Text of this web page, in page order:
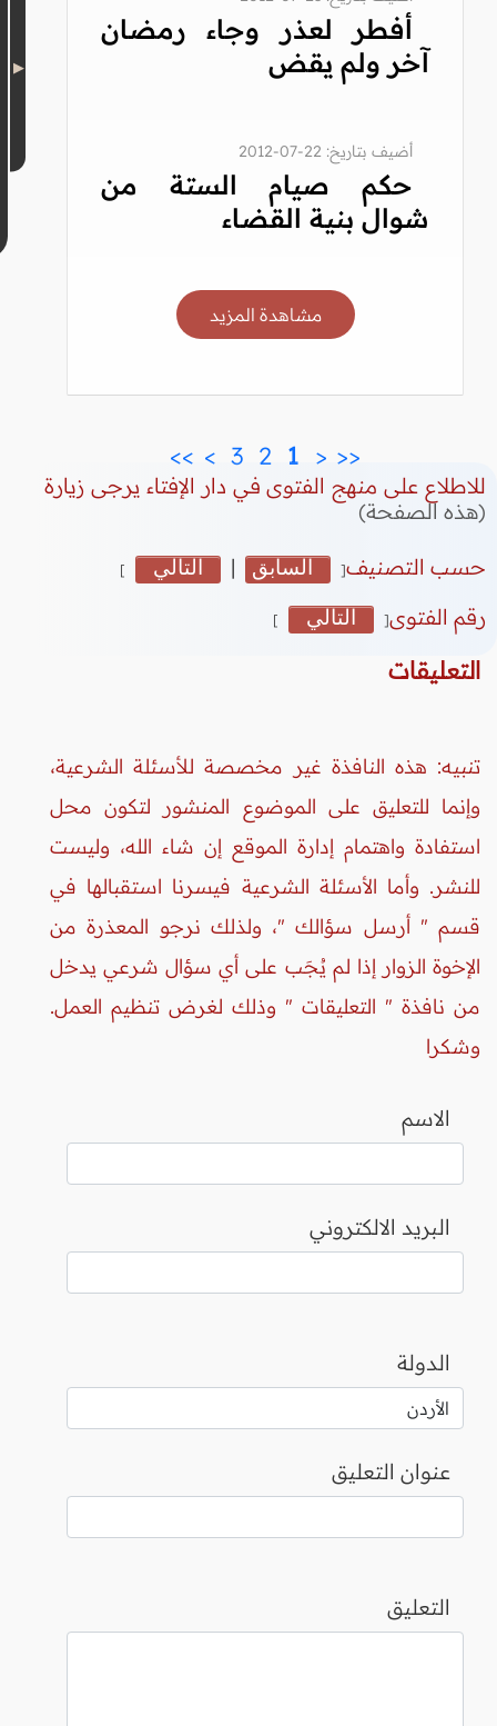
أفطر لعذر وجاء رمضان
آخر ولم يقض
أضيف بتاريخ: 22-07-2012
حكم صيام الستة من
شوال بنية القضاء
مشاهدة المزيد
<<
<
>
>>
للاطلاع على منهج الفتوى في دار الإفتاء يرجى زيارة
(هذه الصفحة)
حسب التصنيف[ السابق | التالي ]
رقم الفتوى[ التالي ]
التعليقات
تنبيه: هذه النافذة غير مخصصة للأسئلة الشرعية،
وإنما للتعليق على الموضوع المنشور لتكون محل
استفادة واهتمام إدارة الموقع إن شاء الله، وليست
للنشر. وأما الأسئلة الشرعية فيسرنا استقبالها في
قسم " أرسل سؤالك "، ولذلك نرجو المعذرة من
الإخوة الزوار إذا لم يُجَب على أي سؤال شرعي يدخل
من نافذة " التعليقات " وذلك لغرض تنظيم العمل.
وشكرا
الاسم
البريد الالكتروني
الدولة
عنوان التعليق
التعليق